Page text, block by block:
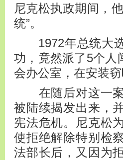
尼克松执政期间，
统”。
1972年总统大选
功，竟然派了5个人
会办公室，在安装
在随后对这一案
被陆续揭发出来，
宪法危机。尼克松
使拒绝解除特别检
法部长后，又因为